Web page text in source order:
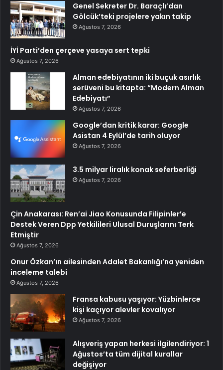
Genel Sekreter Dr. Baraçlı’dan
Gölcük’teki projelere yakın takip
Ağustos 7, 2026
İYİ Parti’den çerçeve yasaya sert tepki
Ağustos 7, 2026
Alman edebiyatının iki buçuk asırlık
serüveni bu kitapta: “Modern Alman
Edebiyatı”
Ağustos 7, 2026
Google’dan kritik karar: Google
Asistan 4 Eylül’de tarih oluyor
Ağustos 7, 2026
3.5 milyar liralık konak seferberliği
Ağustos 7, 2026
Çin Anakarası: Ren’ai Jiao Konusunda Filipinler’e
Destek Veren Dpp Yetkilileri Ulusal Duruşlarını Terk
Etmiştir
Ağustos 7, 2026
Onur Özkan’ın ailesinden Adalet Bakanlığı’na yeniden
inceleme talebi
Ağustos 7, 2026
Fransa kabusu yaşıyor: Yüzbinlerce
kişi kaçıyor alevler kovalıyor
Ağustos 7, 2026
Alışveriş yapan herkesi ilgilendiriyor: 1
Ağustos’ta tüm dijital kurallar
değişiyor